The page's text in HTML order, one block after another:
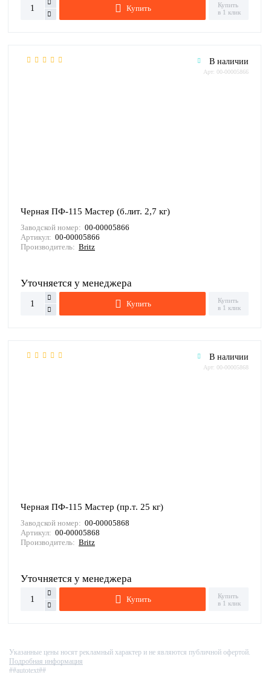
Купить
Купить
в 1 клик
В наличии
Арт: 00-00005866
Черная ПФ-115 Мастер (б.лит. 2,7 кг)
Заводской номер: 00-00005866
Артикул: 00-00005866
Производитель: Britz
Уточняется у менеджера
Купить
Купить
в 1 клик
В наличии
Арт: 00-00005868
Черная ПФ-115 Мастер (пр.т. 25 кг)
Заводской номер: 00-00005868
Артикул: 00-00005868
Производитель: Britz
Уточняется у менеджера
Купить
Купить
в 1 клик
Указанные цены носят рекламный характер и не являются публичной офертой.
Подробная информация
##autotext##